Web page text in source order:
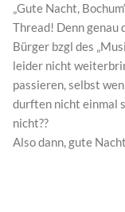
„Gute Nacht,
Thread! Denn genau
Bürger bzgl des
leider nicht
passieren, selbst
durften nicht einmal
nicht??
Also dann, gute